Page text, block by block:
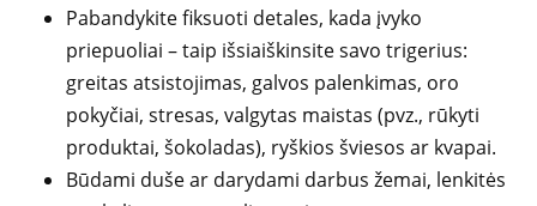
Pabandykite fiksuoti detales, kada įvyko
priepuoliai – taip išsiaiškinsite savo trigerius:
greitas atsistojimas, galvos palenkimas, oro
pokyčiai, stresas, valgytas maistas (pvz., rūkyti
produktai, šokoladas), ryškios šviesos ar kvapai.
Būdami duše ar darydami darbus žemai, lenkitės